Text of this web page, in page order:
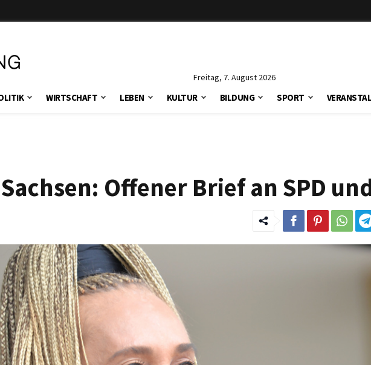
Freitag, 7. August 2026
WIRTSCHAFT LEBEN KULTUR BILDUNG SPORT
Offener Brief an SPD